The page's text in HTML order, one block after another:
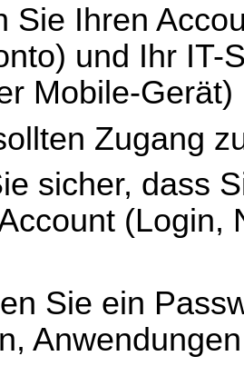
Sie Ihren
und Ihr IT-
Mobile-
Zugang
sicher, dass
(Login,
Sie ein